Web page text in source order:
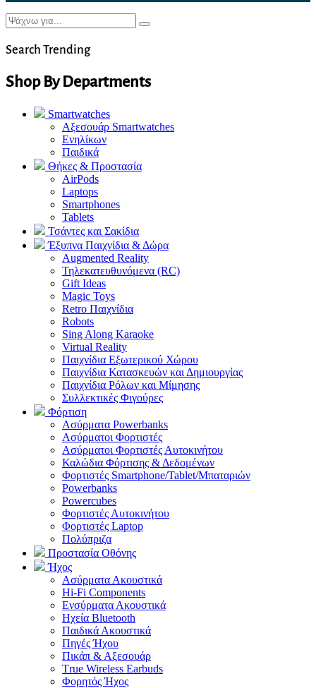
Search Trending
Shop By Departments
Smartwatches
Αξεσουάρ Smartwatches
Ενηλίκων
Παιδικά
Θήκες & Προστασία
AirPods
Laptops
Smartphones
Tablets
Τσάντες και Σακίδια
Έξυπνα Παιχνίδια & Δώρα
Augmented Reality
Τηλεκατευθυνόμενα (RC)
Gift Ideas
Magic Toys
Retro Παιχνίδια
Robots
Sing Along Karaoke
Virtual Reality
Παιχνίδια Εξωτερικού Χώρου
Παιχνίδια Κατασκευών και Δημιουργίας
Παιχνίδια Ρόλων και Μίμησης
Συλλεκτικές Φιγούρες
Φόρτιση
Ασύρματα Powerbanks
Aσύρματοι Φορτιστές
Ασύρματοι Φορτιστές Αυτοκινήτου
Καλώδια Φόρτισης & Δεδομένων
Φορτιστές Smartphone/Tablet/Μπαταριών
Powerbanks
Powercubes
Φορτιστές Αυτοκινήτου
Φορτιστές Laptop
Πολύπριζα
Προστασία Οθόνης
Ήχος
Ασύρματα Ακουστικά
Hi-Fi Components
Ενσύρματα Ακουστικά
Ηχεία Bluetooth
Παιδικά Ακουστικά
Πηγές Ήχου
Πικάπ & Αξεσουάρ
Τrue Wireless Earbuds
Φορητός Ήχος